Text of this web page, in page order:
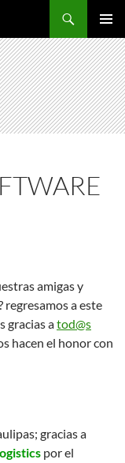
MENÚ
amigas y
regresamos a este
gracias atod@s
hacen el honor con
gracias a
por el